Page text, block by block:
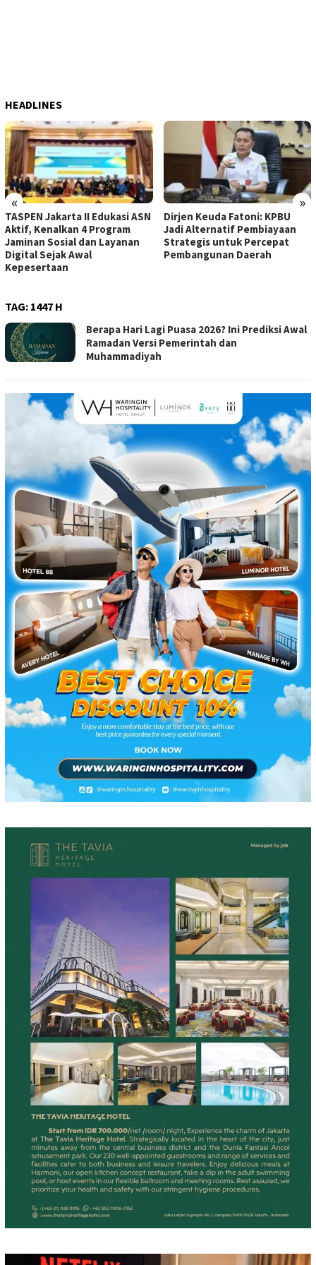
HEADLINES
« »
TASPEN Jakarta II Edukasi ASN
Aktif, Kenalkan 4 Program
Jaminan Sosial dan Layanan
Digital Sejak Awal
Kepesertaan
Dirjen Keuda Fatoni: KPBU
Jadi Alternatif Pembiayaan
Strategis untuk Percepat
Pembangunan Daerah
TAG: 1447 H
Berapa Hari Lagi Puasa 2026? Ini Prediksi Awal
Ramadan Versi Pemerintah dan
Muhammadiyah